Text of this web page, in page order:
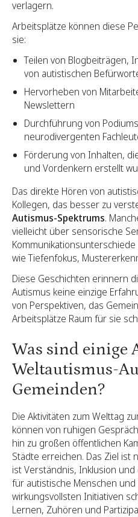
verlagern.
Arbeitsplätze können diese
sie:
Teilen von Blogbeiträgen,
von autistischen
Hervorheben von
Newslettern
Durchführung von
neurodivergenten
Förderung von Inhalten,
und Vordenkern erstellt
Das direkte Hören von
Kollegen, das besser zu
Autismus-Spektrums.
vielleicht über sensorische
wie Tiefenfokus,
Diese Geschichten erinnern
Autismus keine einzige
von Perspektiven, das
Arbeitsplätze Raum für sie
Was sind einige
Weltautismus-
Gemeinden?
Die Aktivitäten zum Welttag
können von ruhigen
hin zu großen öffentlichen
Städte erreichen. Das Ziel ist
ist Verständnis, Inklusion
für autistische Menschen
wirkungsvollsten Initiativen
Lernen, Zuhören und